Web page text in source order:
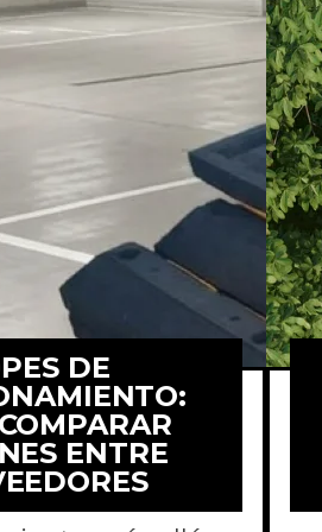
DE
ENTRE
a comparar
de topes de